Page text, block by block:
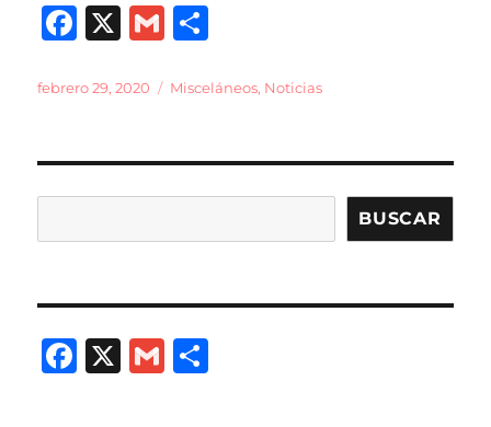
F
c
b
o
o
X
G
ai m
a
rt
ir
Publicado
febrero 29, 2020 Categorías
Misceláneos, Noticias
BUSCAR
F
X
G